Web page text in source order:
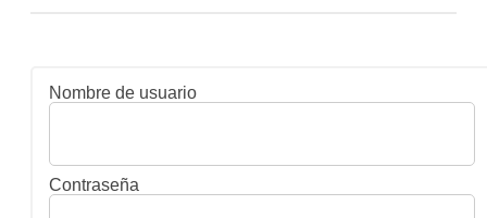
Nombre de usuario
Contraseña